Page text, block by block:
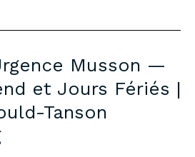
Musson —
et Jours Fériés |
Tanson